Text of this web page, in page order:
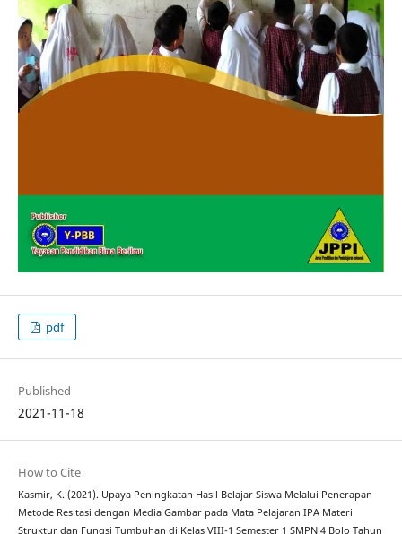
pdf
Published
2021-11-18
How to Cite
Kasmir, K. (2021). Upaya Peningkatan Hasil Belajar Siswa Melalui Penerapan
Metode Resitasi dengan Media Gambar pada Mata Pelajaran IPA Materi
Struktur dan Fungsi Tumbuhan di Kelas VIII-1 Semester 1 SMPN 4 Bolo Tahun